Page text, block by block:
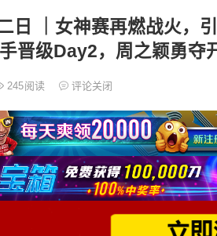
日 ｜女神赛再燃战火，
晋级Day2，周之颖勇夺
245阅读 评论关闭